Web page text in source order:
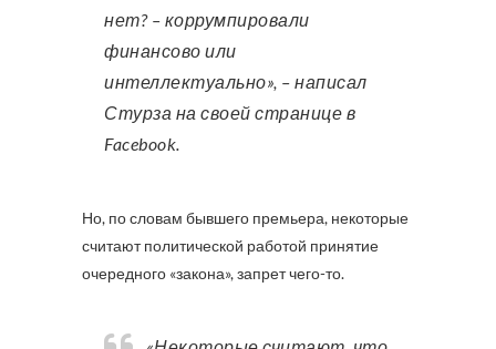
нет? – коррумпировали
финансово или
интеллектуально», – написал
Стурза на своей странице в
Facebook.
Но, по словам бывшего премьера, некоторые
считают политической работой принятие
очередного «закона», запрет чего-то.